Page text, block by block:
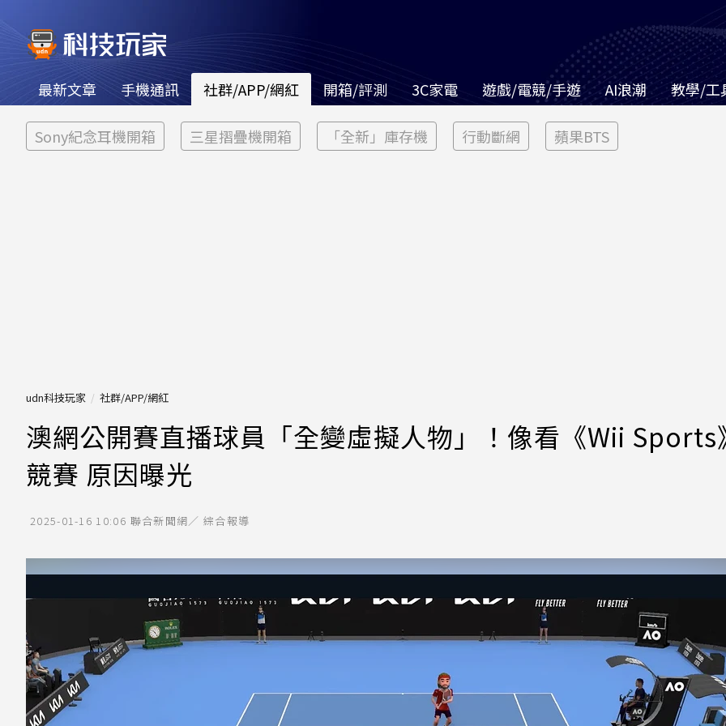
最新文章 手機通訊 社群/APP/網紅 開箱/評測 3C家電 遊戲/電競/手遊 AI浪潮 教學/工
Sony紀念耳機開箱 三星摺疊機開箱 「全新」庫存機 行動斷網 蘋果BTS
udn科技玩家 社群/APP/網紅
澳網公開賽直播球員「全變虛擬人物」！像看《Wii Sports
競賽 原因曝光
2025-01-16 10:06 聯合新聞網／ 綜合報導